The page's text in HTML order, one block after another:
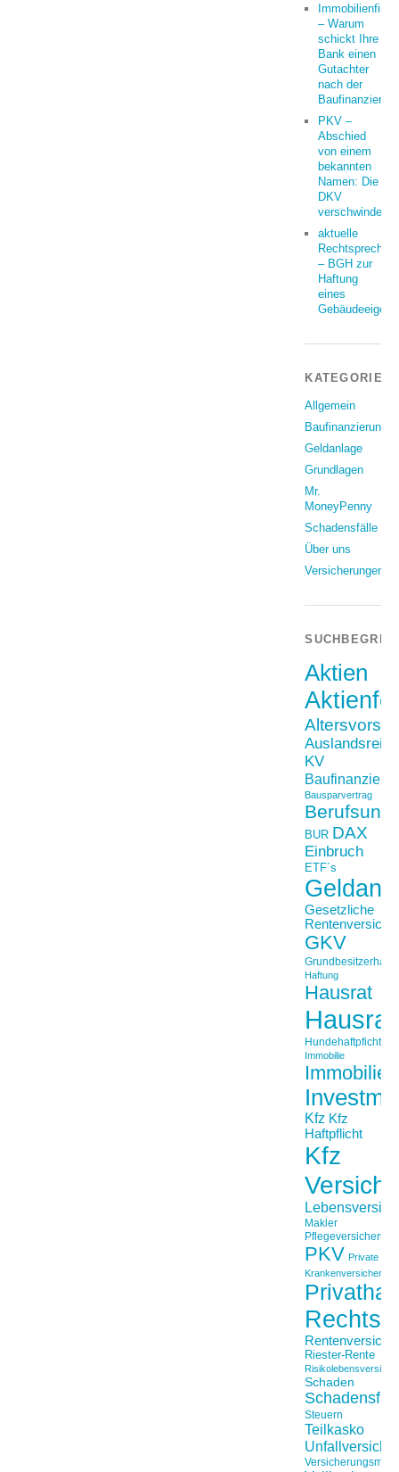
– Warum
schickt Ihre
Bank einen
Gutachter
nach der
PKV –
Abschied
von einem
bekannten
Namen: Die
DKV
verschwindet
aktuelle
– BGH zur
Haftung
eines
KATEGORIEN
Allgemein
Baufinanzierung
Geldanlage
Grundlagen
Mr.
MoneyPenny
Schadensfälle
Über uns
Versicherungen
Aktien
Auslandsreise
KV
Bausparvertrag
BUR DAX
Einbruch
ETF´s
Gesetzliche
GKV
Haftung
Hausrat
Hundehaftpficht
Immobilie
Kfz Kfz
Haftpflicht
Kfz
Makler
Pflegeversicherung
PKV Private
Krankenversicherung
Riester-Rente
Schaden
Steuern
Teilkasko